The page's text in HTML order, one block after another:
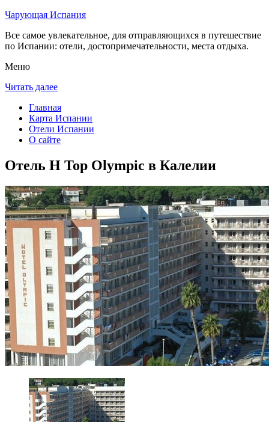
Чарующая Испания
Все самое увлекательное, для отправляющихся в путешествие
по Испании: отели, достопримечательности, места отдыха.
Меню
Читать далее
Главная
Карта Испании
Отели Испании
О сайте
Отель H Top Olympic в Калелии